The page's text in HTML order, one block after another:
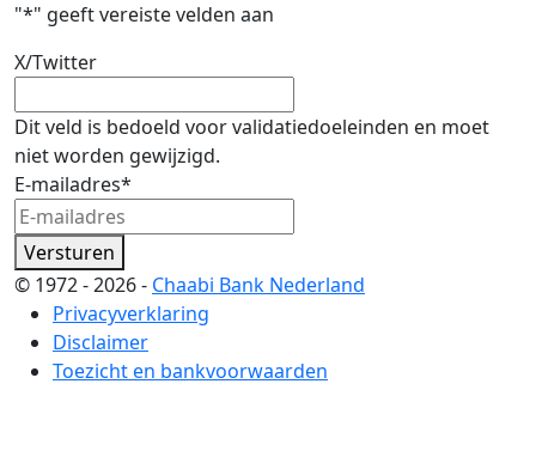
"*" geeft vereiste velden aan
X/Twitter
Dit veld is bedoeld voor validatiedoeleinden en moet
niet worden gewijzigd.
E-mailadres*
Versturen
© 1972 - 2026 - Chaabi Bank Nederland
Privacyverklaring
Disclaimer
Toezicht en bankvoorwaarden